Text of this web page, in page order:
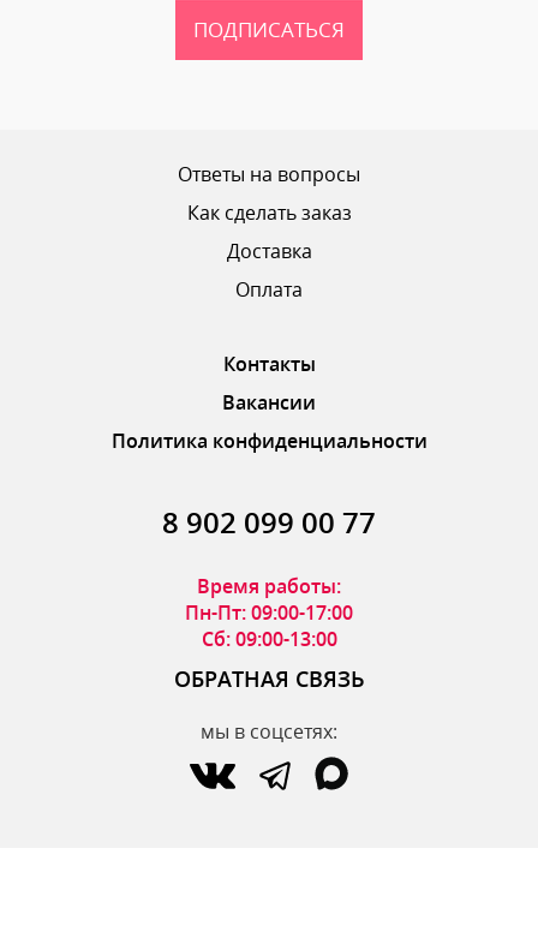
ОТПРАВИТЬ ОТЗЫВ
ПОДПИСАТЬСЯ
Ответы на вопросы
Как сделать заказ
Доставка
Оплата
Контакты
Вакансии
Политика конфиденциальности
8 902 099 00 77
Время работы:
Пн-Пт: 09:00-17:00
Сб: 09:00-13:00
ОБРАТНАЯ СВЯЗЬ
мы в соцсетях: